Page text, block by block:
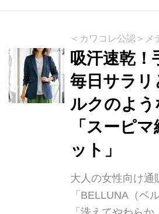
＜カワコレ公認＞メ
吸汗速乾！
毎日サラリ
ルクのよ
「スーピ
ット」
大人の女性向け通
「BELLUNA（ベ